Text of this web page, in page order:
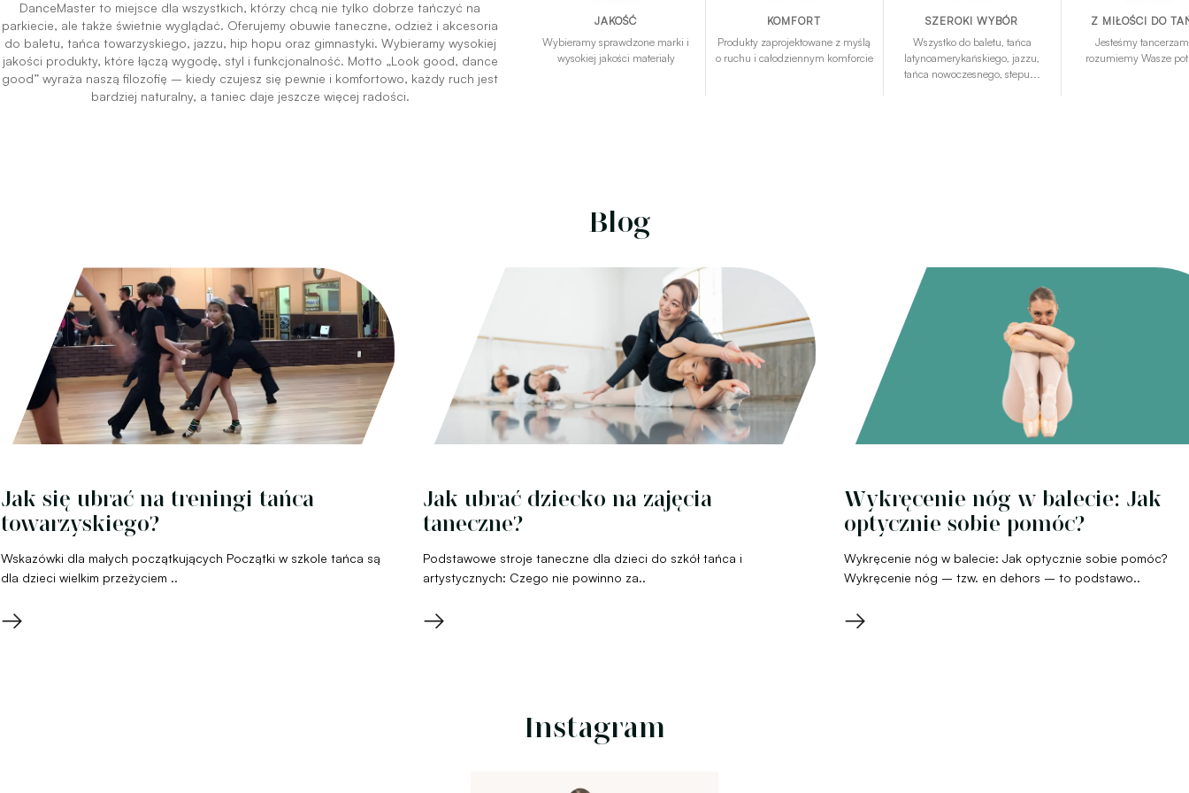
DanceMaster to miejsce dla wszystkich, którzy chcą nie tylko dobrze tańczyć na
parkiecie, ale także świetnie wyglądać. Oferujemy obuwie taneczne, odzież i akcesoria
do baletu, tańca towarzyskiego, jazzu, hip hopu oraz gimnastyki. Wybieramy wysokiej
jakości produkty, które łączą wygodę, styl i funkcjonalność. Motto „Look good, dance
good” wyraża naszą filozofię – kiedy czujesz się pewnie i komfortowo, każdy ruch jest
bardziej naturalny, a taniec daje jeszcze więcej radości.
JAKOŚĆ
Wybieramy sprawdzone marki i
wysokiej jakości materiały
KOMFORT
Produkty zaprojektowane z myślą
o ruchu i całodziennym komforcie
SZEROKI WYBÓR
Wszystko do baletu, tańca
latynoamerykańskiego, jazzu,
tańca nowoczesnego, stepu...
Z MIŁOŚCI DO
Jesteśmy
rozumiemy Wasze
Blog
Jak się ubrać na treningi tańca
towarzyskiego?
Wskazówki dla małych początkujących Początki w szkole tańca są
dla dzieci wielkim przeżyciem ..
→
Jak ubrać dziecko na zajęcia
taneczne?
Podstawowe stroje taneczne dla dzieci do szkół tańca i
artystycznych: Czego nie powinno za..
→
Wykręcenie nóg w balecie: Jak
optycznie sobie pomóc?
Wykręcenie nóg w balecie: Jak optycznie sobie pomóc?
Wykręcenie nóg – tzw. en dehors – to podstawo..
→
Instagram